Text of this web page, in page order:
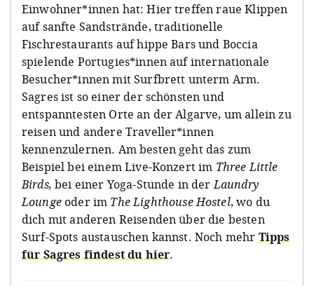
Einwohner*innen hat: Hier treffen raue Klippen
auf sanfte Sandstrände, traditionelle
Fischrestaurants auf hippe Bars und Boccia
spielende Portugies*innen auf internationale
Besucher*innen mit Surfbrett unterm Arm.
Sagres ist so einer der schönsten und
entspanntesten Orte an der Algarve, um allein zu
reisen und andere Traveller*innen
kennenzulernen. Am besten geht das zum
Beispiel bei einem Live-Konzert im Three Little
Birds, bei einer Yoga-Stunde in derLaundry
Loungeoder im The Lighthouse Hostel, wo du
dich mit anderen Reisenden über die besten
Surf-Spots austauschen kannst. Noch mehr Tipps
für Sagres findest du hier.